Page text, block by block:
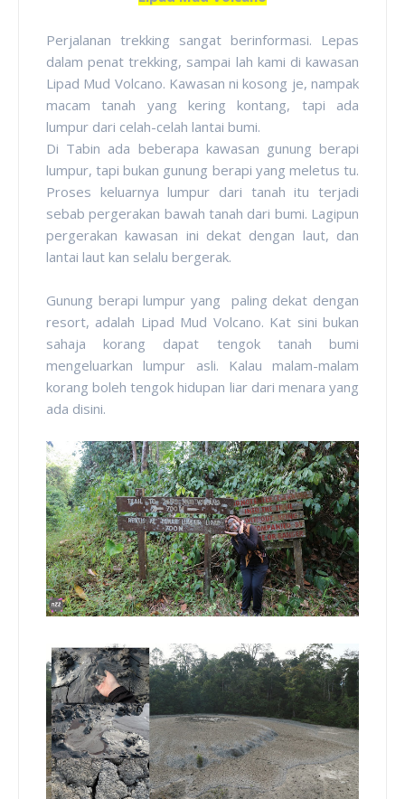
Perjalanan trekking sangat berinformasi. Lepas
dalam penat trekking, sampai lah kami di kawasan
Lipad Mud Volcano. Kawasan ni kosong je, nampak
macam tanah yang kering kontang, tapi ada
lumpur dari celah-celah lantai bumi.
Di Tabin ada beberapa kawasan gunung berapi
lumpur, tapi bukan gunung berapi yang meletus tu.
Proses keluarnya lumpur dari tanah itu terjadi
sebab pergerakan bawah tanah dari bumi. Lagipun
pergerakan kawasan ini dekat dengan laut, dan
lantai laut kan selalu bergerak.
Gunung berapi lumpur yang paling dekat dengan
resort, adalah Lipad Mud Volcano. Kat sini bukan
sahaja korang dapat tengok tanah bumi
mengeluarkan lumpur asli. Kalau malam-malam
korang boleh tengok hidupan liar dari menara yang
ada disini.